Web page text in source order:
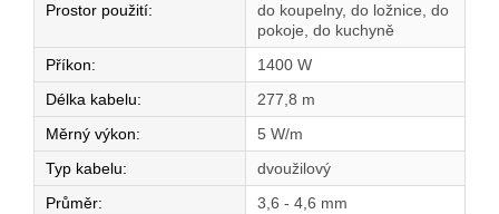
Prostor použití:
do koupelny, do ložnice, do
pokoje, do kuchyně
Příkon:
1400 W
Délka kabelu:
277,8 m
Měrný výkon:
5 W/m
Typ kabelu:
dvoužilový
Průměr:
3,6 - 4,6 mm